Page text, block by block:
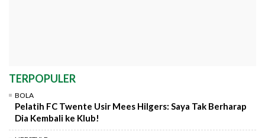
TERPOPULER
BOLA
Pelatih FC Twente Usir Mees Hilgers: Saya Tak Berharap
Dia Kembali ke Klub!